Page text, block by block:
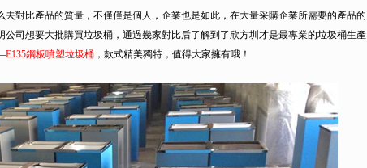
對比產品的質量，不僅僅是個人，企業也是如此，在大量采購企業所需要的產品的
司想要大批購買垃圾桶，通過幾家對比后了解到了欣方圳才是最專業的垃圾桶生產
E135鋼板噴塑垃圾桶 ，款式精美獨特，值得大家擁有哦！